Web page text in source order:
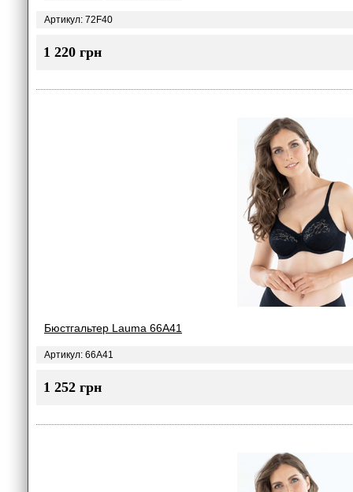
Артикул: 72F40
1 220 грн
Бюстгальтер Lauma 66A41
Артикул: 66A41
1 252 грн